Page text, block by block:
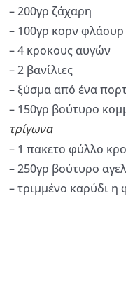
– 200γρ ζάχαρη
– 100γρ κορν φλάουρ
– 4 κροκους αυγών
– 2 βανίλιες
– ξύσμα από ένα
– 150γρ βούτυρο
τρίγωνα
– 1 πακετο φύλλο
– 250γρ βούτυρο
– τριμμένο καρύδι η